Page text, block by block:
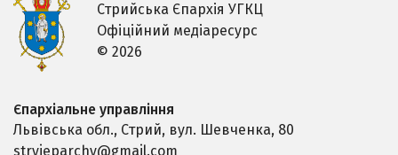
Стрийська Єпархія УГКЦ
Офіційний медіаресурс
© 2026
Єпархіальне управління
Львівська обл., Стрий, вул. Шевченка, 80
stryjeparchy@gmail.com